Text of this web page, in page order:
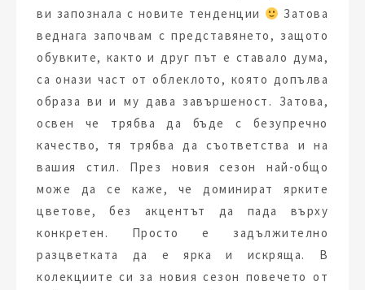
ви запознала с новите тенденции
Затова
веднага започвам с представянето, защото
обувките, както и друг път е ставало дума,
са онази част от облеклото, която допълва
образа ви и му дава завършеност. Затова,
освен че трябва да бъде с безупречно
качество, тя трябва да съответства и на
вашия стил. През новия сезон най-общо
може да се каже, че доминират ярките
цветове, без акцентът да пада върху
конкретен. Просто е задължително
разцветката да е ярка и искряща. В
колекциите си за новия сезон повечето от